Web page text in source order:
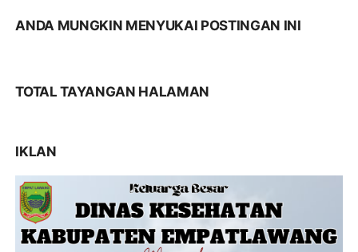
ANDA MUNGKIN MENYUKAI POSTINGAN INI
TOTAL TAYANGAN HALAMAN
IKLAN